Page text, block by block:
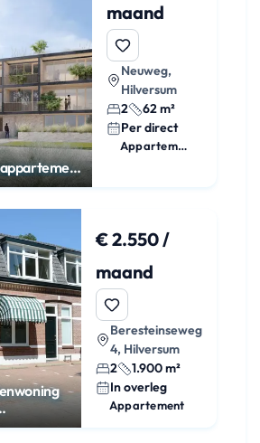
en
maand
Neuweg,
Hilversum
2
62 m²
Per direct
Appartement
in
€ 2.550 /
maand
Beresteinseweg
4, Hilversum
2
1.900 m²
In overleg
Appartement